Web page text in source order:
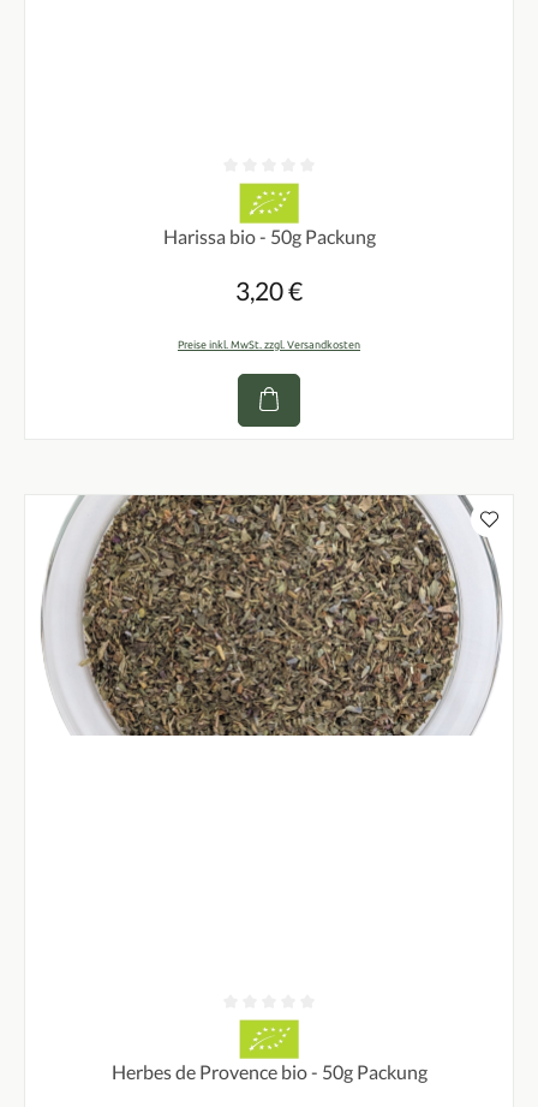
Durchschnittliche Bewertung von 0 von 5 Sternen
Harissa bio - 50g Packung
Regulärer Preis:
3,20 €
Preise inkl. MwSt. zzgl. Versandkosten
Durchschnittliche Bewertung von 0 von 5 Sternen
Herbes de Provence bio - 50g Packung